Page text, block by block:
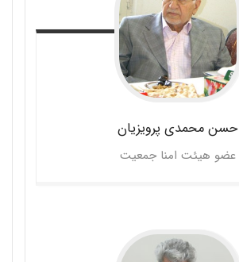
حسن محمدی پرویزیان
عضو هیئت امنا جمعیت